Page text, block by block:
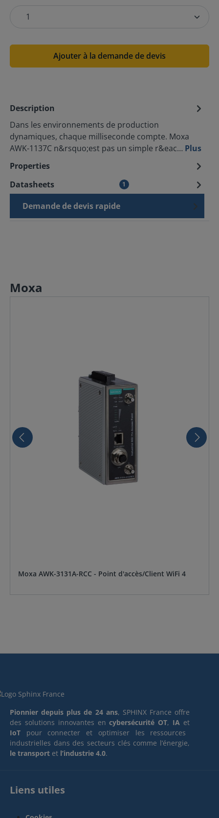
Ajouter à la demande de devis
Description
Dans les environnements de production
dynamiques, chaque milliseconde compte. Moxa
AWK-1137C n&rsquo;est pas un simple r&eac… Plus
Properties
Datasheets
1
Demande de devis rapide
Moxa
Moxa AWK-3131A-RCC - Point d'accès/Client WiFi 4
Pionnier depuis plus de 24 ans, SPHINX France offre
des solutions innovantes encybersécurité OT, IA et
IoT pour connecter et optimiser les ressources
industrielles dans des secteurs clés comme l’énergie,
le transport et l’industrie 4.0.
Liens utiles